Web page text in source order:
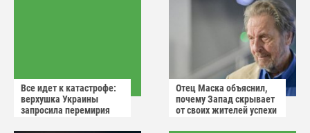
Все идет к катастрофе:
верхушка Украины
запросила перемирия
Отец Маска объяснил,
почему Запад скрывает
от своих жителей успехи